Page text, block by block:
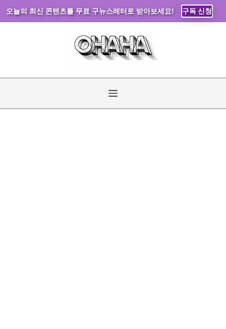
오늘의 최신 콘텐츠를 무료 구뉴스레터로 받아보세요! 구독 신청
건
메